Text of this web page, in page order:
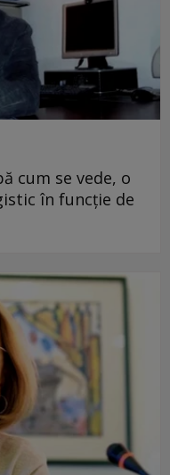
cum se vede, o
în funcţie de